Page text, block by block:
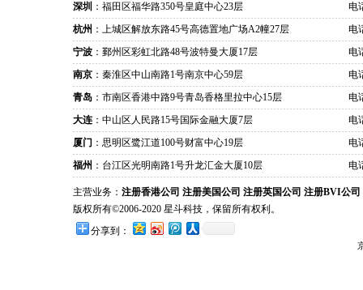
深圳 ：福田区福华路350号皇庭中心23层
电
杭州 ：上城区解放东路45号高德置地广场A2幢27层
电
宁波 ：鄞州区彩虹北路48号波特曼大厦17层
电
南京 ：秦淮区中山南路1号南京中心59层
电
青岛 ：市南区香港中路9号青岛香格里拉中心15层
电
大连 ：中山区人民路15号国际金融大厦7层
电
厦门 ：思明区鹭江道100号财富中心19层
电
福州 ：台江区光明南路1号升龙汇金大厦10层 电
主营业务： 注册香港公司 注册美国公司 注册英国公司 注册BVI公司
版权所有©2006-2020 星斗科技，保留所有权利。
分享到：